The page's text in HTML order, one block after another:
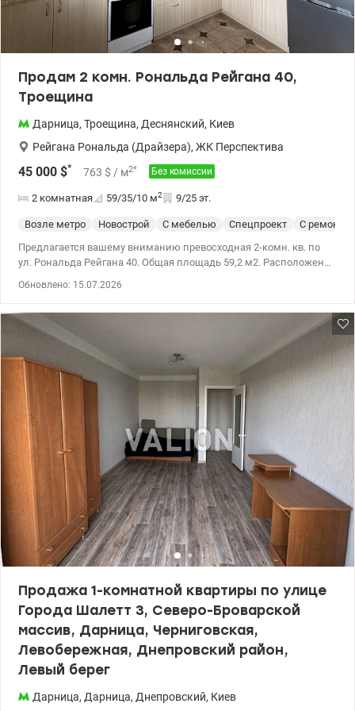
лаборатории; супермаркеты, а также широкий спектр сервисов,
таких как салоны красоты, кафе, рестораны, химчистки и
многое другое. Приглашаю на просмотр – это пространство
стоит увидеть и лично ощутить все преимущества! Цена 90 000
Продам 2 комн. Рональда Рейгана 40,
Троещина
Дарница, Троещина, Деснянский, Киев
Рейгана Рональда (Драйзера), ЖК Перспектива
45 000 $* 763 $ / м2* Без комиссии
2 комнатная 59/35/10 м2 9/25 эт.
Возле метро Новострой С мебелью Спецпроект
С
Предлагается вашему вниманию превосходная 2-комн. кв. по
ул. Рональда Рейгана 40. Общая площадь 59,2 м2. Расположена
ребенком. В квартире остается вся мебель и бытовая техника,
поэтому новым владельцам не придется тратить время и
средства на обустройство. В доме есть лифт, консьерж. Локация
– одно из главных преимуществ. Рядом есть абсолютно вся
необходимая инфраструктура: супермаркеты, магазины, аптеки,
спортивные клубы, остановка общественного транспорта, все,
что нужно для комфортной повседневной жизни. Эта квартира
станет отличным выбором как для проживания так и под
арендный бизнес. Цена: 45000 у.е. моб: 0664863383 Татьяна.,
valion.ua/1153854
Обновлено: 15.07.2026
Продажа 1-комнатной квартиры по улице
Города Шалетт 3, Северо-Броварской
массив, Дарница, Черниговская,
Левобережная, Днепровский район,
Левый берег
Дарница, Дарница, Днепровский, Киев